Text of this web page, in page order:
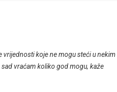
vrijednosti koje ne mogu steći u nekim
vraćam koliko god mogu, kaže